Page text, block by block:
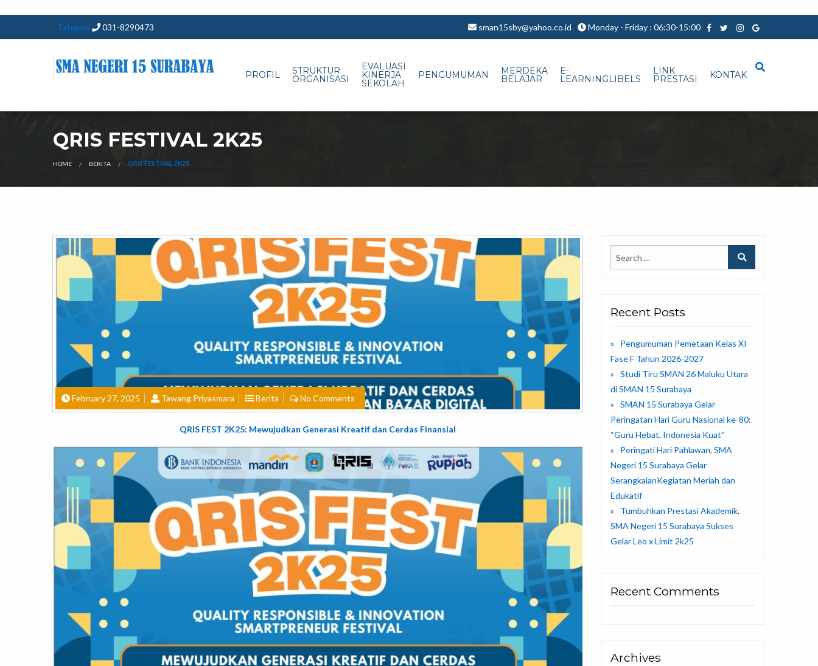
Telepon 031-8290473 sman15sby@yahoo.co.id Monday - Friday : 06:30-15:00
PROFIL STRUKTUR
ORGANISASI
EVALUASI
KINERJA
SEKOLAH
PENGUMUMAN MERDEKA
BELAJAR
E-
LEARNINGLIBELS
LINK
PRESTASI KONTAK
QRIS FESTIVAL 2K25
HOME BERITA QRIS FESTIVAL 2K25
February 27, 2025 Tawang Priyasmara Berita No Comments
QRIS FEST 2K25: Mewujudkan Generasi Kreatif dan Cerdas Finansial
Recent Posts
Pengumuman Pemetaan Kelas XI
Fase F Tahun 2026-2027
Studi Tiru SMAN 26 Maluku Utara
di SMAN 15 Surabaya
SMAN 15 Surabaya Gelar
Peringatan Hari Guru Nasional ke-80:
“Guru Hebat, Indonesia Kuat”
Peringati Hari Pahlawan, SMA
Negeri 15 Surabaya Gelar
SerangkaianKegiatan Meriah dan
Edukatif
Tumbuhkan Prestasi Akademik,
SMA Negeri 15 Surabaya Sukses
Gelar Leo x Limit 2k25
Recent Comments
Archives